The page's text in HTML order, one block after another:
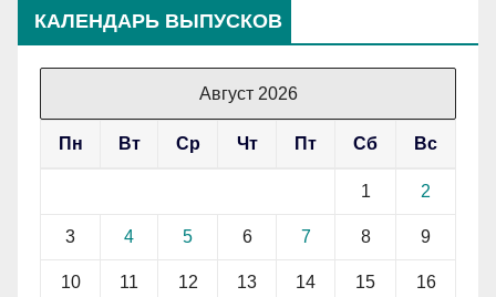
КАЛЕНДАРЬ ВЫПУСКОВ
Август 2026
Пн Вт Ср Чт Пт Сб Вс
1 2
3 4 5 6 7 8 9
10 11 12 13 14 15 16